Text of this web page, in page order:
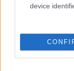
device